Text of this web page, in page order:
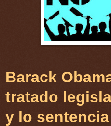
Barack
tratado
y lo